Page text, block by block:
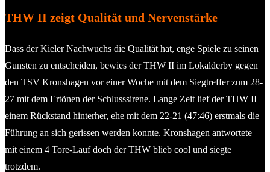
THW II zeigt Qualität und Nervenstärke
Dass der Kieler Nachwuchs die Qualität hat, enge Spiele zu seinen
Gunsten zu entscheiden, bewies der THW II im Lokalderby gegen
den TSV Kronshagen vor einer Woche mit dem Siegtreffer zum 28-
27 mit dem Ertönen der Schlusssirene. Lange Zeit lief der THW II
einem Rückstand hinterher, ehe mit dem 22-21 (47:46) erstmals die
Führung an sich gerissen werden konnte. Kronshagen antwortete
mit einem 4 Tore-Lauf doch der THW blieb cool und siegte
trotzdem.